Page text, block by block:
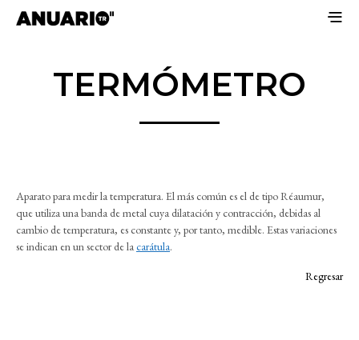
TERMÓMETRO
Aparato para medir la temperatura. El más común es el de tipo Réaumur,
que utiliza una banda de metal cuya dilatación y contracción, debidas al
cambio de temperatura, es constante y, por tanto, medible. Estas variaciones
se indican en un sector de lacarátula.
Regresar